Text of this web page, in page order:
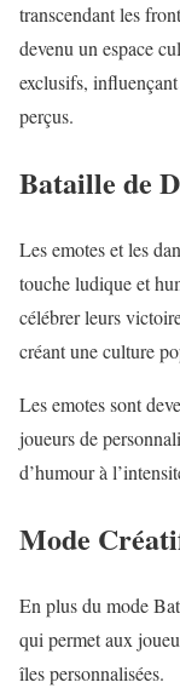
transcendant les
devenu un espace
exclusifs,
perçus.
Bataille de
Les emotes et les
touche ludique et
célébrer leurs
créant une culture
Les emotes sont
joueurs de
d’humour à
Mode
En plus du mode
qui permet aux
îles personnalisées.